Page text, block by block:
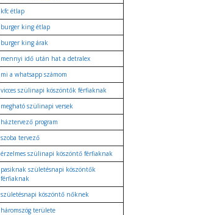
kfc étlap
burger king étlap
burger king árak
mennyi idő után hat a detralex
mi a whatsapp számom
vicces szülinapi köszöntők férfiaknak
megható szülinapi versek
háztervező program
szoba tervező
érzelmes szülinapi köszöntő férfiaknak
pasiknak születésnapi köszöntők
férfiaknak
születésnapi köszöntő nőknek
háromszög területe